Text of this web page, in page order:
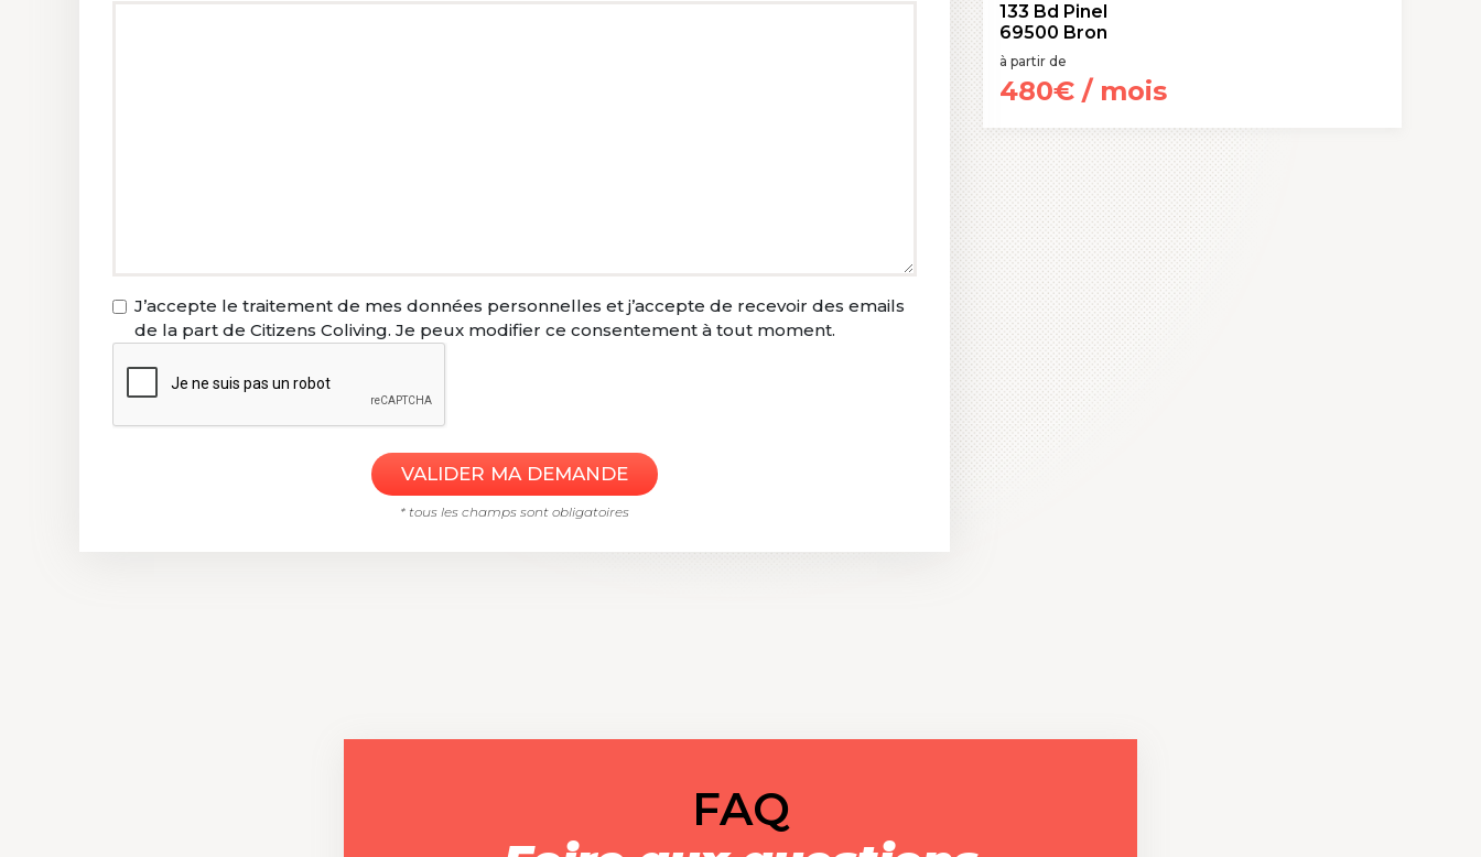
J’accepte le traitement de mes données personnelles et j’accepte de recevoir des emails
de la part de Citizens Coliving. Je peux modifier ce consentement à tout moment.
* tous les champs sont obligatoires
133 Bd Pinel
69500 Bron
à partir de
480€ / mois
FAQ